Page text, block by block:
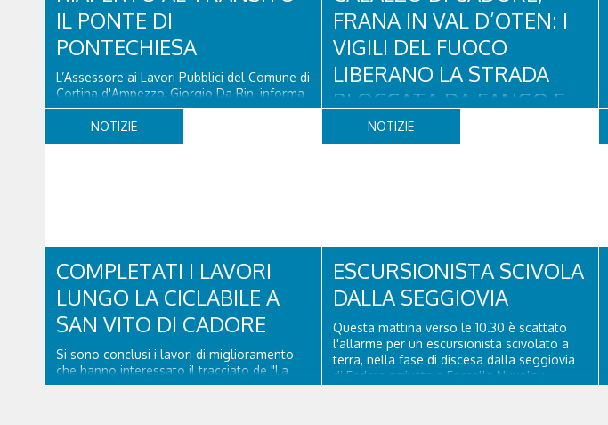
IL PONTE DI
PONTECHIESA
L’Assessore ai Lavori Pubblici del Comune di
Cortina d'Ampezzo, Giorgio Da Rin, informa
che il Ponte di Pontechiesa, prospiciente
alla Latteria Cortina, è ufficialmente riaperto
al transito a partire da oggi, sabato 8
FRANA IN VAL D’OTEN: I
VIGILI DEL FUOCO
LIBERANO LA STRADA
BLOCCATA DA FANGO E
DETRITI
NOTIZIE
COMPLETATI I LAVORI
LUNGO LA CICLABILE A
SAN VITO DI CADORE
Si sono conclusi i lavori di miglioramento
che hanno interessato il tracciato de "La
lunga via delel Dolomiti" a San Vito di
NOTIZIE
ESCURSIONISTA SCIVOLA
DALLA SEGGIOVIA
Questa mattina verso le 10.30 è scattato
l'allarme per un escursionista scivolato a
terra, nella fase di discesa dalla seggiovia
di Fedare arrivata a Forcella Nuvolau.